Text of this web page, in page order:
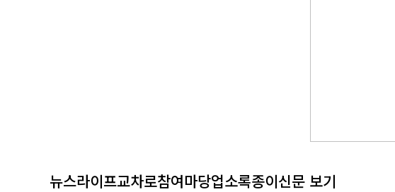
뉴스라이프교차로참여마당업소록종이신문 보기